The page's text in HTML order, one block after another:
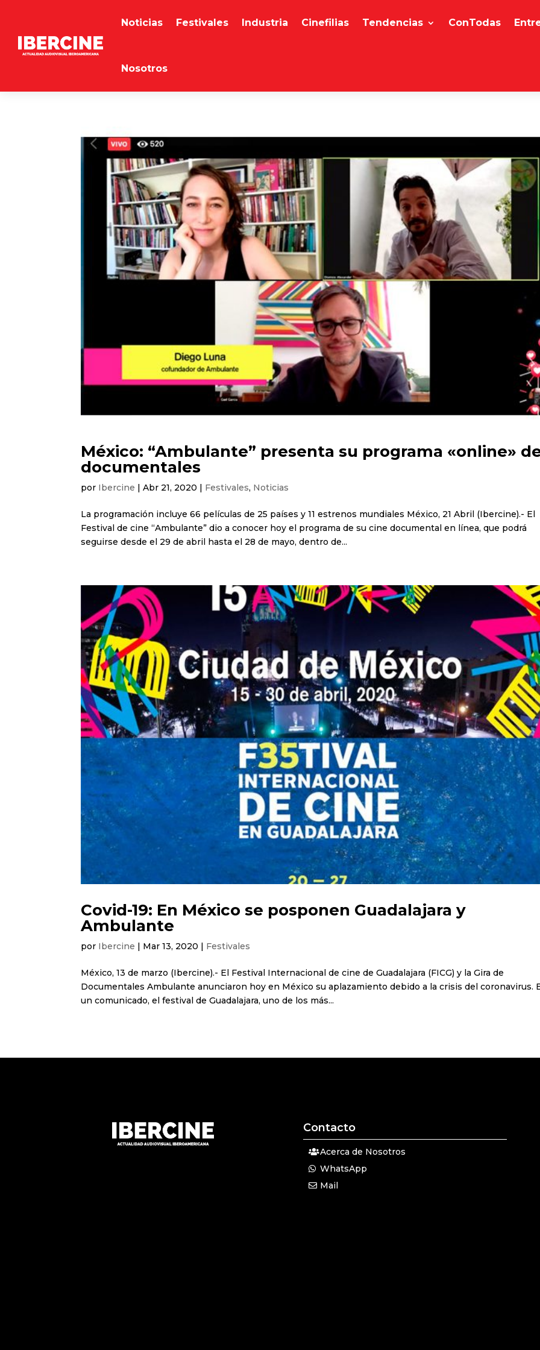
Noticias Festivales Industria Cinefilias Tendencias ConTodas
Nosotros
México: “Ambulante” presenta su programa «online»
documentales
por Ibercine |Abr 21, 2020 | Festivales, Noticias
La programación incluye 66 películas de 25 países y 11 estrenos mundiales México, 21 Abril (Ibercine).- El
Festival de cine “Ambulante” dio a conocer hoy el programa de su cine documental en línea, que podrá
seguirse desde el 29 de abril hasta el 28 de mayo, dentro de...
Covid-19: En México se posponen Guadalajara y
Ambulante
por Ibercine | Mar 13, 2020 | Festivales
México, 13 de marzo (Ibercine).- El Festival Internacional de cine de Guadalajara (FICG) y la Gira de
Documentales Ambulante anunciaron hoy en México su aplazamiento debido a la crisis del coronavirus.
un comunicado, el festival de Guadalajara, uno de los más...
Contacto
Acerca de Nosotros
WhatsApp
Mail